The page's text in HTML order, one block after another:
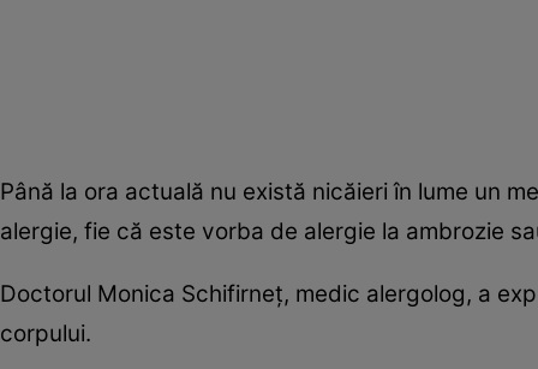
Până la ora actuală nu există nicăieri în lume un
alergie, fie că este vorba de alergie la ambrozie
Doctorul Monica Schifirneţ, medic alergolog, a
corpului.